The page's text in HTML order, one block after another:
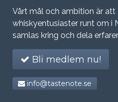
Vårt mål och ambition är att
whiskyentusiaster runt om i
samlas kring och dela
Bli medlem nu!
info@tastenote.se